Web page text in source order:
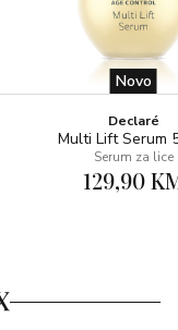
Novo
Declaré
Multi Lift Serum
Serum za lice
129,90